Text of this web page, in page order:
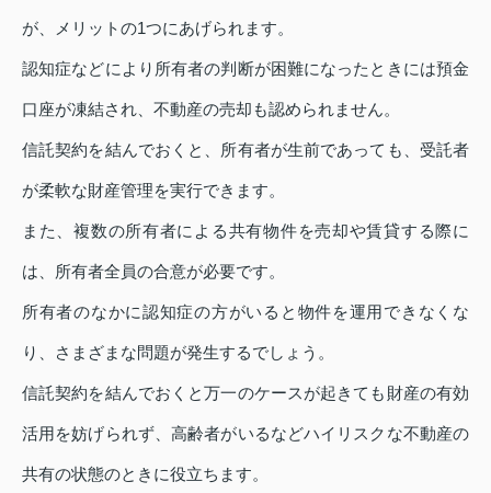
が、メリットの1つにあげられます。
認知症などにより所有者の判断が困難になったときには預金
口座が凍結され、不動産の売却も認められません。
信託契約を結んでおくと、所有者が生前であっても、受託者
が柔軟な財産管理を実行できます。
また、複数の所有者による共有物件を売却や賃貸する際に
は、所有者全員の合意が必要です。
所有者のなかに認知症の方がいると物件を運用できなくな
り、さまざまな問題が発生するでしょう。
信託契約を結んでおくと万一のケースが起きても財産の有効
活用を妨げられず、高齢者がいるなどハイリスクな不動産の
共有の状態のときに役立ちます。